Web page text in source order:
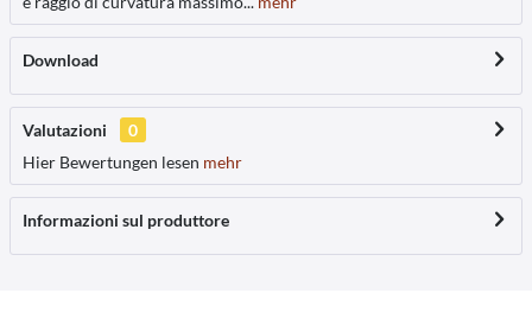
Download
Valutazioni
0
Hier Bewertungen lesen mehr
Informazioni sul produttore